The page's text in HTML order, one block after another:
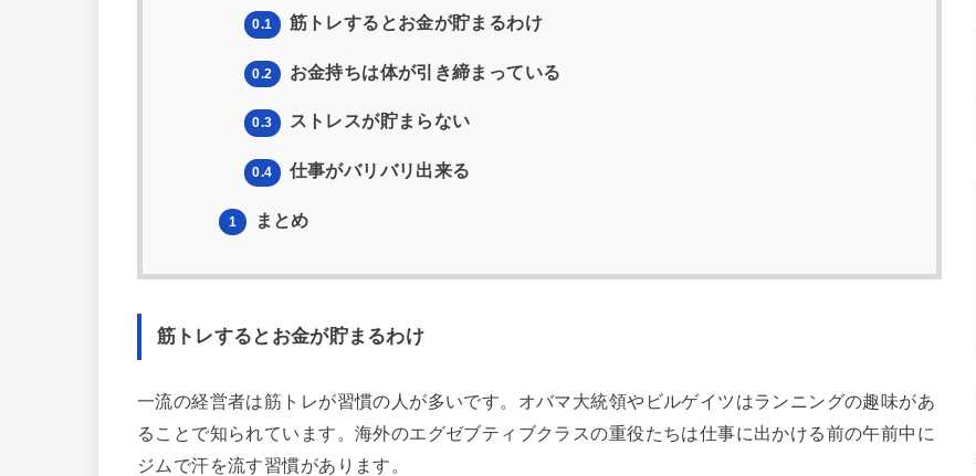
0.1 筋トレするとお金が貯まるわけ
0.2 お金持ちは体が引き締まっている
0.3 ストレスが貯まらない
0.4 仕事がバリバリ出来る
1 まとめ
筋トレするとお金が貯まるわけ
一流の経営者は筋トレが習慣の人が多いです。オバマ大統領やビルゲイツはランニングの趣味があ
ることで知られています。海外のエグゼブティブクラスの重役たちは仕事に出かける前の午前中に
ジムで汗を流す習慣があります。